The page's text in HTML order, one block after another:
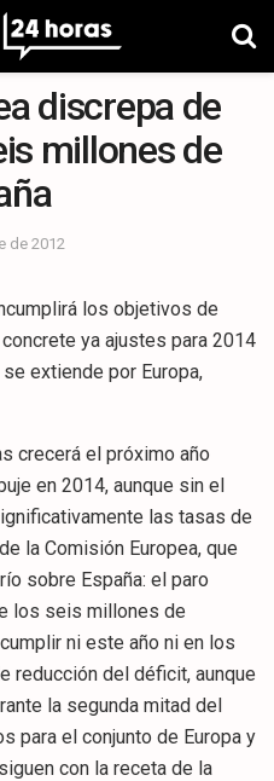
discrepa de
millones de
de 2012
los objetivos de
ya ajustes para 2014
extiende por Europa,
crecerá el próximo año
en 2014, aunque sin el
las tasas de
la Comisión Europea, que
sobre España: el paro
los seis millones de
ni este año ni en los
reducción del déficit, aunque
la segunda mitad del
para el conjunto de Europa y
con la receta de la